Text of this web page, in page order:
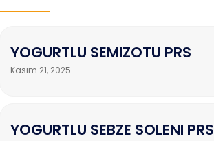
YOGURTLU SEMIZOTU PRS
Kasım 21, 2025
YOGURTLU SEBZE SOLENI PRS